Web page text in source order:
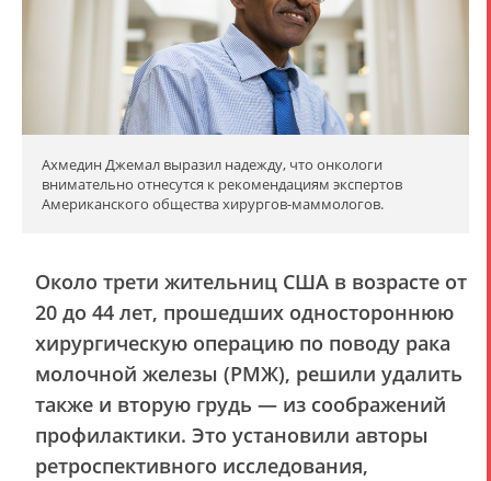
Ахмедин Джемал выразил надежду, что онкологи
внимательно отнесутся к рекомендациям экспертов
Американского общества хирургов-маммологов.
Около трети жительниц США в возрасте от
20 до 44 лет, прошедших одностороннюю
хирургическую операцию по поводу рака
молочной железы (РМЖ), решили удалить
также и вторую грудь — из соображений
профилактики. Это установили авторы
ретроспективного исследования,